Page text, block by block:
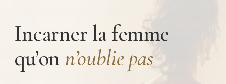
Incarner la femme
qu’on n’oublie pas